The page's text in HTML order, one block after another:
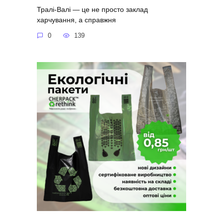
Тралі-Валі — це не просто заклад
харчування, а справжня
0 139